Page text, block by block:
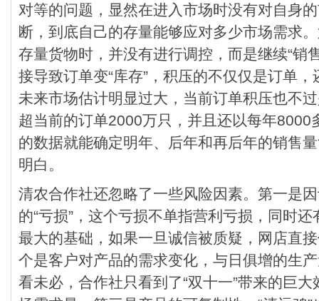
对等的问题，显然在进入市场时没有对自身
断，到底自己的存量能够应对多少市场需求
存量货物时，并没有进行调控，而是继续“销
接导致订单变“库存”，积压的不仅仅是订单
未来市场估计明显过大，当前订单积压也不
超当前的订单2000万只，并且还以每年8000
的数据就能确定明年、后年和再后年的销售
明白。
清农合作社还忽略了一些风险因素。第一是
的“亏损”，这个亏损不单指营利亏损，同时
最大的基础，如果一旦诚信被质疑，网店直
个是客户对产品的需求变化，与日俱增的生
看未必，合作社只看到了“双十一”带来的巨